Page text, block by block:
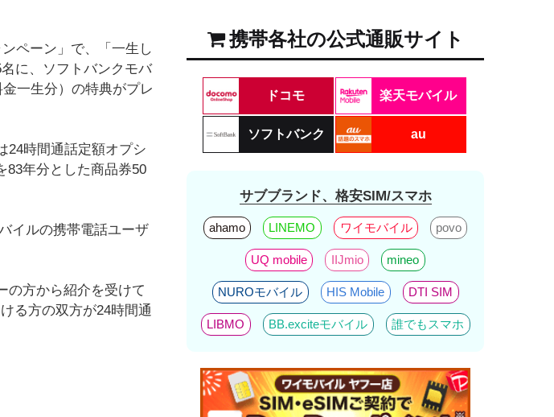
ペーン」で、「一生し
に、ソフトバンクモバ
一生分）の特典がプレ
24時間通話定額オプシ
83年分とした商品券50
イルの携帯電話ユーザ
の方から紹介を受けて
る方の双方が24時間通
携帯各社の公式通販サイト
ドコモ 楽天モバイル
ソフトバンク au
サブブランド、格安SIM/スマホ
ahamo LINEMO ワイモバイル povo
UQ mobile IIJmio mineo
NUROモバイル HIS Mobile DTI SIM
LIBMO BB.exciteモバイル 誰でもスマホ